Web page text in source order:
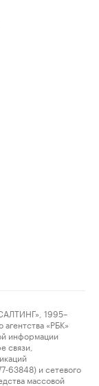
1995–
«РБК»
информации
связи,
63848) и сетевого
массовой